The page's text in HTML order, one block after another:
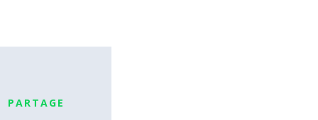
PARTAGE